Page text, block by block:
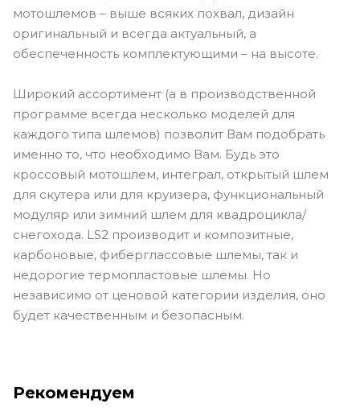
мотошлемов – выше всяких похвал, дизайн
оригинальный и всегда актуальный, а
обеспеченность комплектующими – на высоте.
Широкий ассортимент (а в производственной
программе всегда несколько моделей для
каждого типа шлемов) позволит Вам подобрать
именно то, что необходимо Вам. Будь это
кроссовый мотошлем, интеграл, открытый шлем
для скутера или для круизера, функциональный
модуляр или зимний шлем для квадроцикла/
снегохода. LS2 производит и композитные,
карбоновые, фиберглассовые шлемы, так и
недорогие термопластовые шлемы. Но
независимо от ценовой категории изделия, оно
будет качественным и безопасным.
Рекомендуем